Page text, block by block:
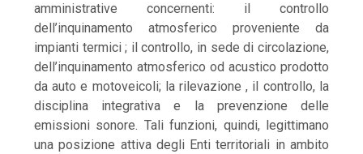
amministrative concernenti: il controllo
dell’inquinamento atmosferico proveniente da
impianti termici ; il controllo, in sede di circolazione,
dell’inquinamento atmosferico od acustico prodotto
da auto e motoveicoli; la rilevazione , il controllo, la
disciplina integrativa e la prevenzione delle
emissioni sonore. Tali funzioni, quindi, legittimano
una posizione attiva degli Enti territoriali in ambito